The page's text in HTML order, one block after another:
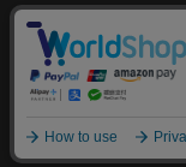
Copyright ©